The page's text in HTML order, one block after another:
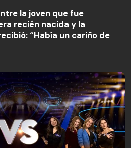
recién nacida y la
“Había un cariño de
la joven que fue
recién nacida y la
“Había un cariño de